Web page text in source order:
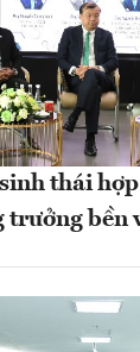
thái
trưởng bền